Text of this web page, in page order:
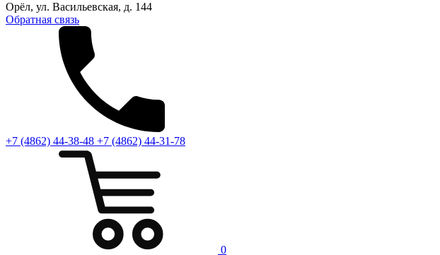
Орёл, ул. Васильевская, д. 144
Обратная связь
+7 (4862) 44-38-48 +7 (4862) 44-31-78
0